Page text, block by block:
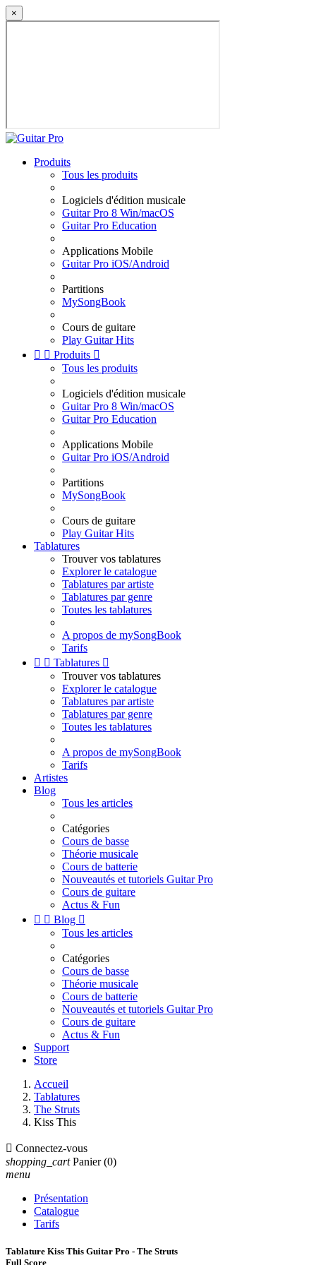
×
Produits
Tous les produits
Logiciels d'édition musicale
Guitar Pro 8 Win/macOS
Guitar Pro Education
Applications Mobile
Guitar Pro iOS/Android
Partitions
MySongBook
Cours de guitare
Play Guitar Hits
  Produits 
Tous les produits
Logiciels d'édition musicale
Guitar Pro 8 Win/macOS
Guitar Pro Education
Applications Mobile
Guitar Pro iOS/Android
Partitions
MySongBook
Cours de guitare
Play Guitar Hits
Tablatures
Trouver vos tablatures
Explorer le catalogue
Tablatures par artiste
Tablatures par genre
Toutes les tablatures
A propos de mySongBook
Tarifs
  Tablatures 
Trouver vos tablatures
Explorer le catalogue
Tablatures par artiste
Tablatures par genre
Toutes les tablatures
A propos de mySongBook
Tarifs
Artistes
Blog
Tous les articles
Catégories
Cours de basse
Théorie musicale
Cours de batterie
Nouveautés et tutoriels Guitar Pro
Cours de guitare
Actus & Fun
  Blog 
Tous les articles
Catégories
Cours de basse
Théorie musicale
Cours de batterie
Nouveautés et tutoriels Guitar Pro
Cours de guitare
Actus & Fun
Support
Store
Accueil
Tablatures
The Struts
Kiss This
 Connectez-vous
shopping_cart Panier (0)
menu
Présentation
Catalogue
Tarifs
Tablature Kiss This Guitar Pro - The Struts
Full Score